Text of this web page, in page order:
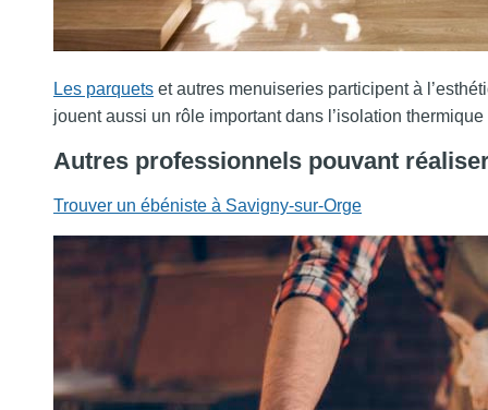
Les parquets et autres menuiseries participent à
jouent aussi un rôle important dans l’isolation
Autres professionnels pouvant
Trouver un ébéniste à Savigny-sur-Orge